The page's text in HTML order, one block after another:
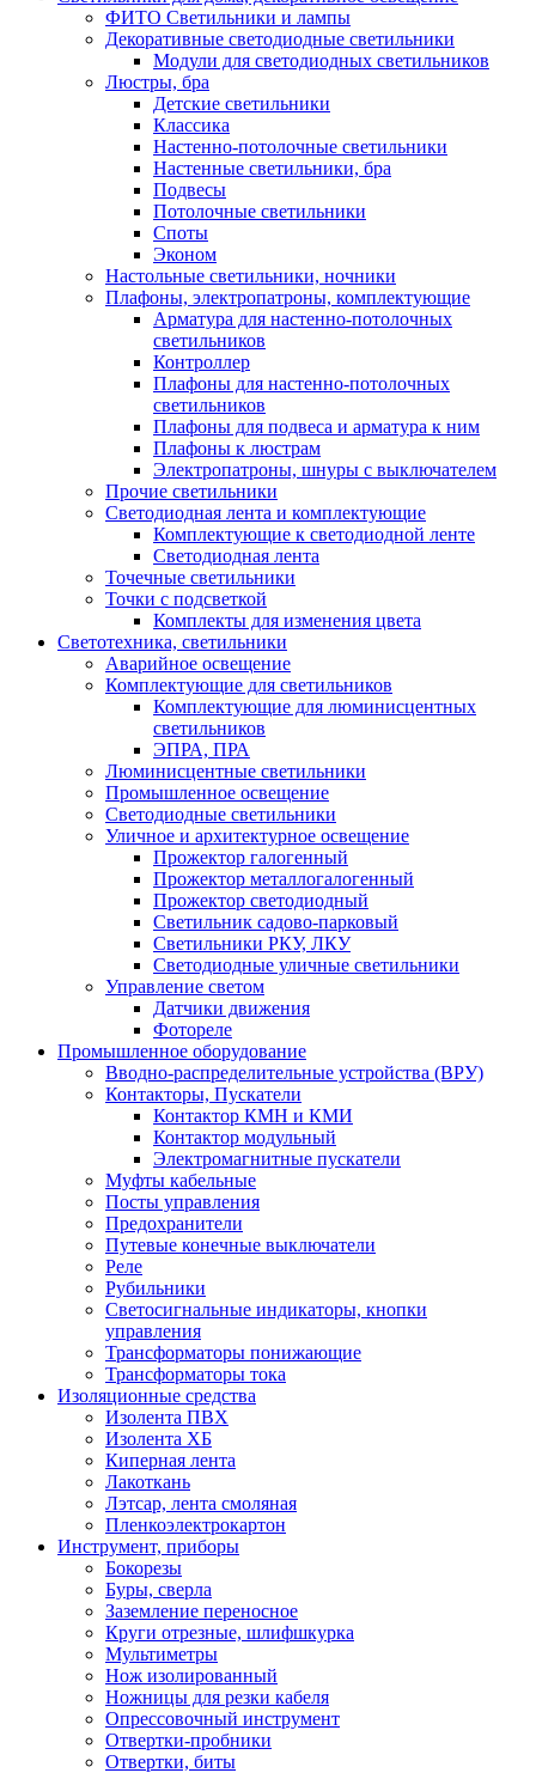
ФИТО Светильники и лампы
Декоративные светодиодные светильники
Модули для светодиодных светильников
Люстры, бра
Детские светильники
Классика
Настенно-потолочные светильники
Настенные светильники, бра
Подвесы
Потолочные светильники
Споты
Эконом
Настольные светильники, ночники
Плафоны, электропатроны, комплектующие
Арматура для настенно-потолочных
светильников
Контроллер
Плафоны для настенно-потолочных
светильников
Плафоны для подвеса и арматура к ним
Плафоны к люстрам
Электропатроны, шнуры с выключателем
Прочие светильники
Светодиодная лента и комплектующие
Комплектующие к светодиодной ленте
Светодиодная лента
Точечные светильники
Точки с подсветкой
Комплекты для изменения цвета
Светотехника, светильники
Аварийное освещение
Комплектующие для светильников
Комплектующие для люминисцентных
светильников
ЭПРА, ПРА
Люминисцентные светильники
Промышленное освещение
Светодиодные светильники
Уличное и архитектурное освещение
Прожектор галогенный
Прожектор металлогалогенный
Прожектор светодиодный
Светильник садово-парковый
Светильники РКУ, ЛКУ
Светодиодные уличные светильники
Управление светом
Датчики движения
Фотореле
Промышленное оборудование
Вводно-распределительные устройства (ВРУ)
Контакторы, Пускатели
Контактор КМН и КМИ
Контактор модульный
Электромагнитные пускатели
Муфты кабельные
Посты управления
Предохранители
Путевые конечные выключатели
Реле
Рубильники
Светосигнальные индикаторы, кнопки
управления
Трансформаторы понижающие
Трансформаторы тока
Изоляционные средства
Изолента ПВХ
Изолента ХБ
Киперная лента
Лакоткань
Лэтсар, лента смоляная
Пленкоэлектрокартон
Инструмент, приборы
Бокорезы
Буры, сверла
Заземление переносное
Круги отрезные, шлифшкурка
Мультиметры
Нож изолированный
Ножницы для резки кабеля
Опрессовочный инструмент
Отвертки-пробники
Отвертки, биты